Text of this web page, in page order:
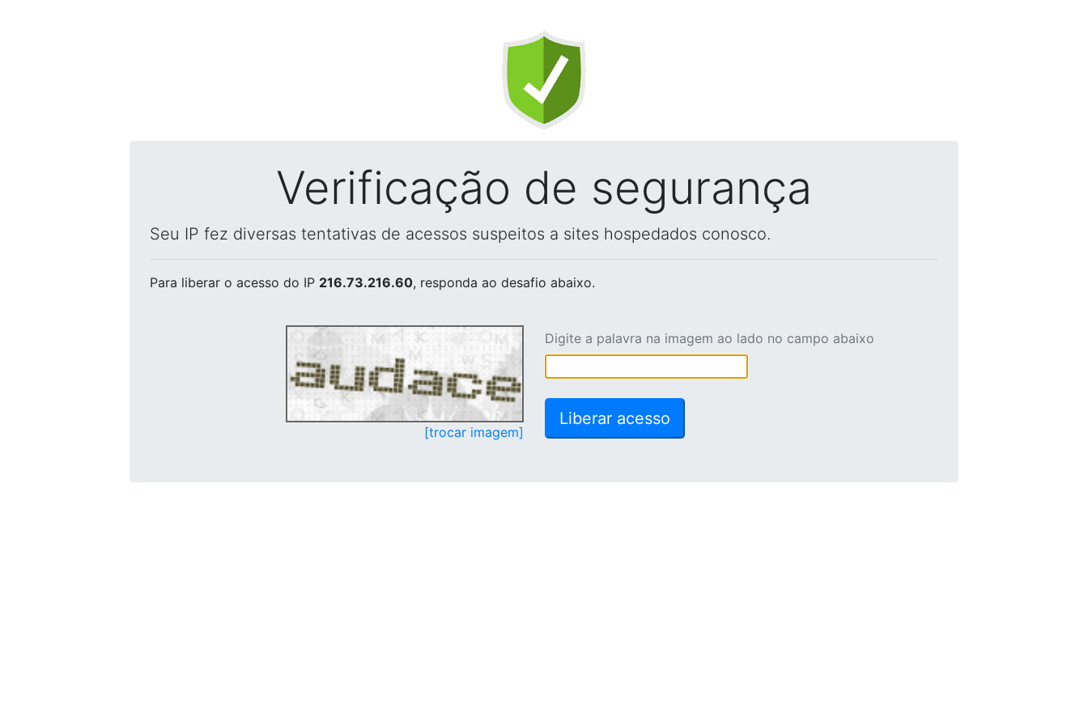
Verificação de segurança
Seu IP fez diversas tentativas de acessos suspeitos a sites hospedados conosco.
Para liberar o acesso do IP 216.73.216.60, responda ao desafio abaixo.
[trocar imagem]
Digite a palavra na imagem ao lado no campo abaixo